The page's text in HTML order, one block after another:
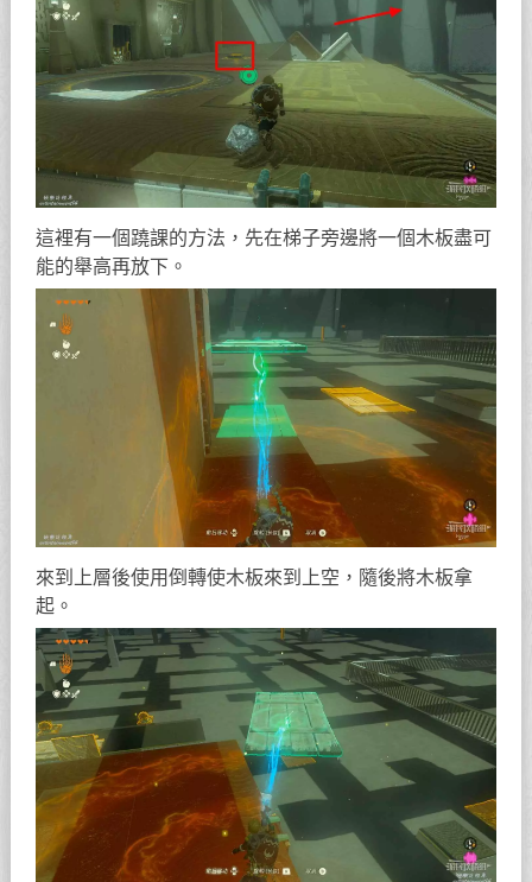
這裡有一個蹺課的方法，先在梯子旁邊將一個木板盡可
能的舉高再放下。
來到上層後使用倒轉使木板來到上空，隨後將木板拿
起。